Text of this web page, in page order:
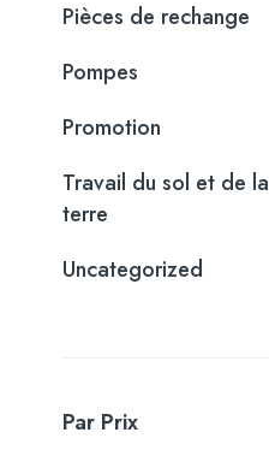
Pièces de rechange
Pompes
Promotion
Travail du sol et de la
terre
Uncategorized
Par Prix